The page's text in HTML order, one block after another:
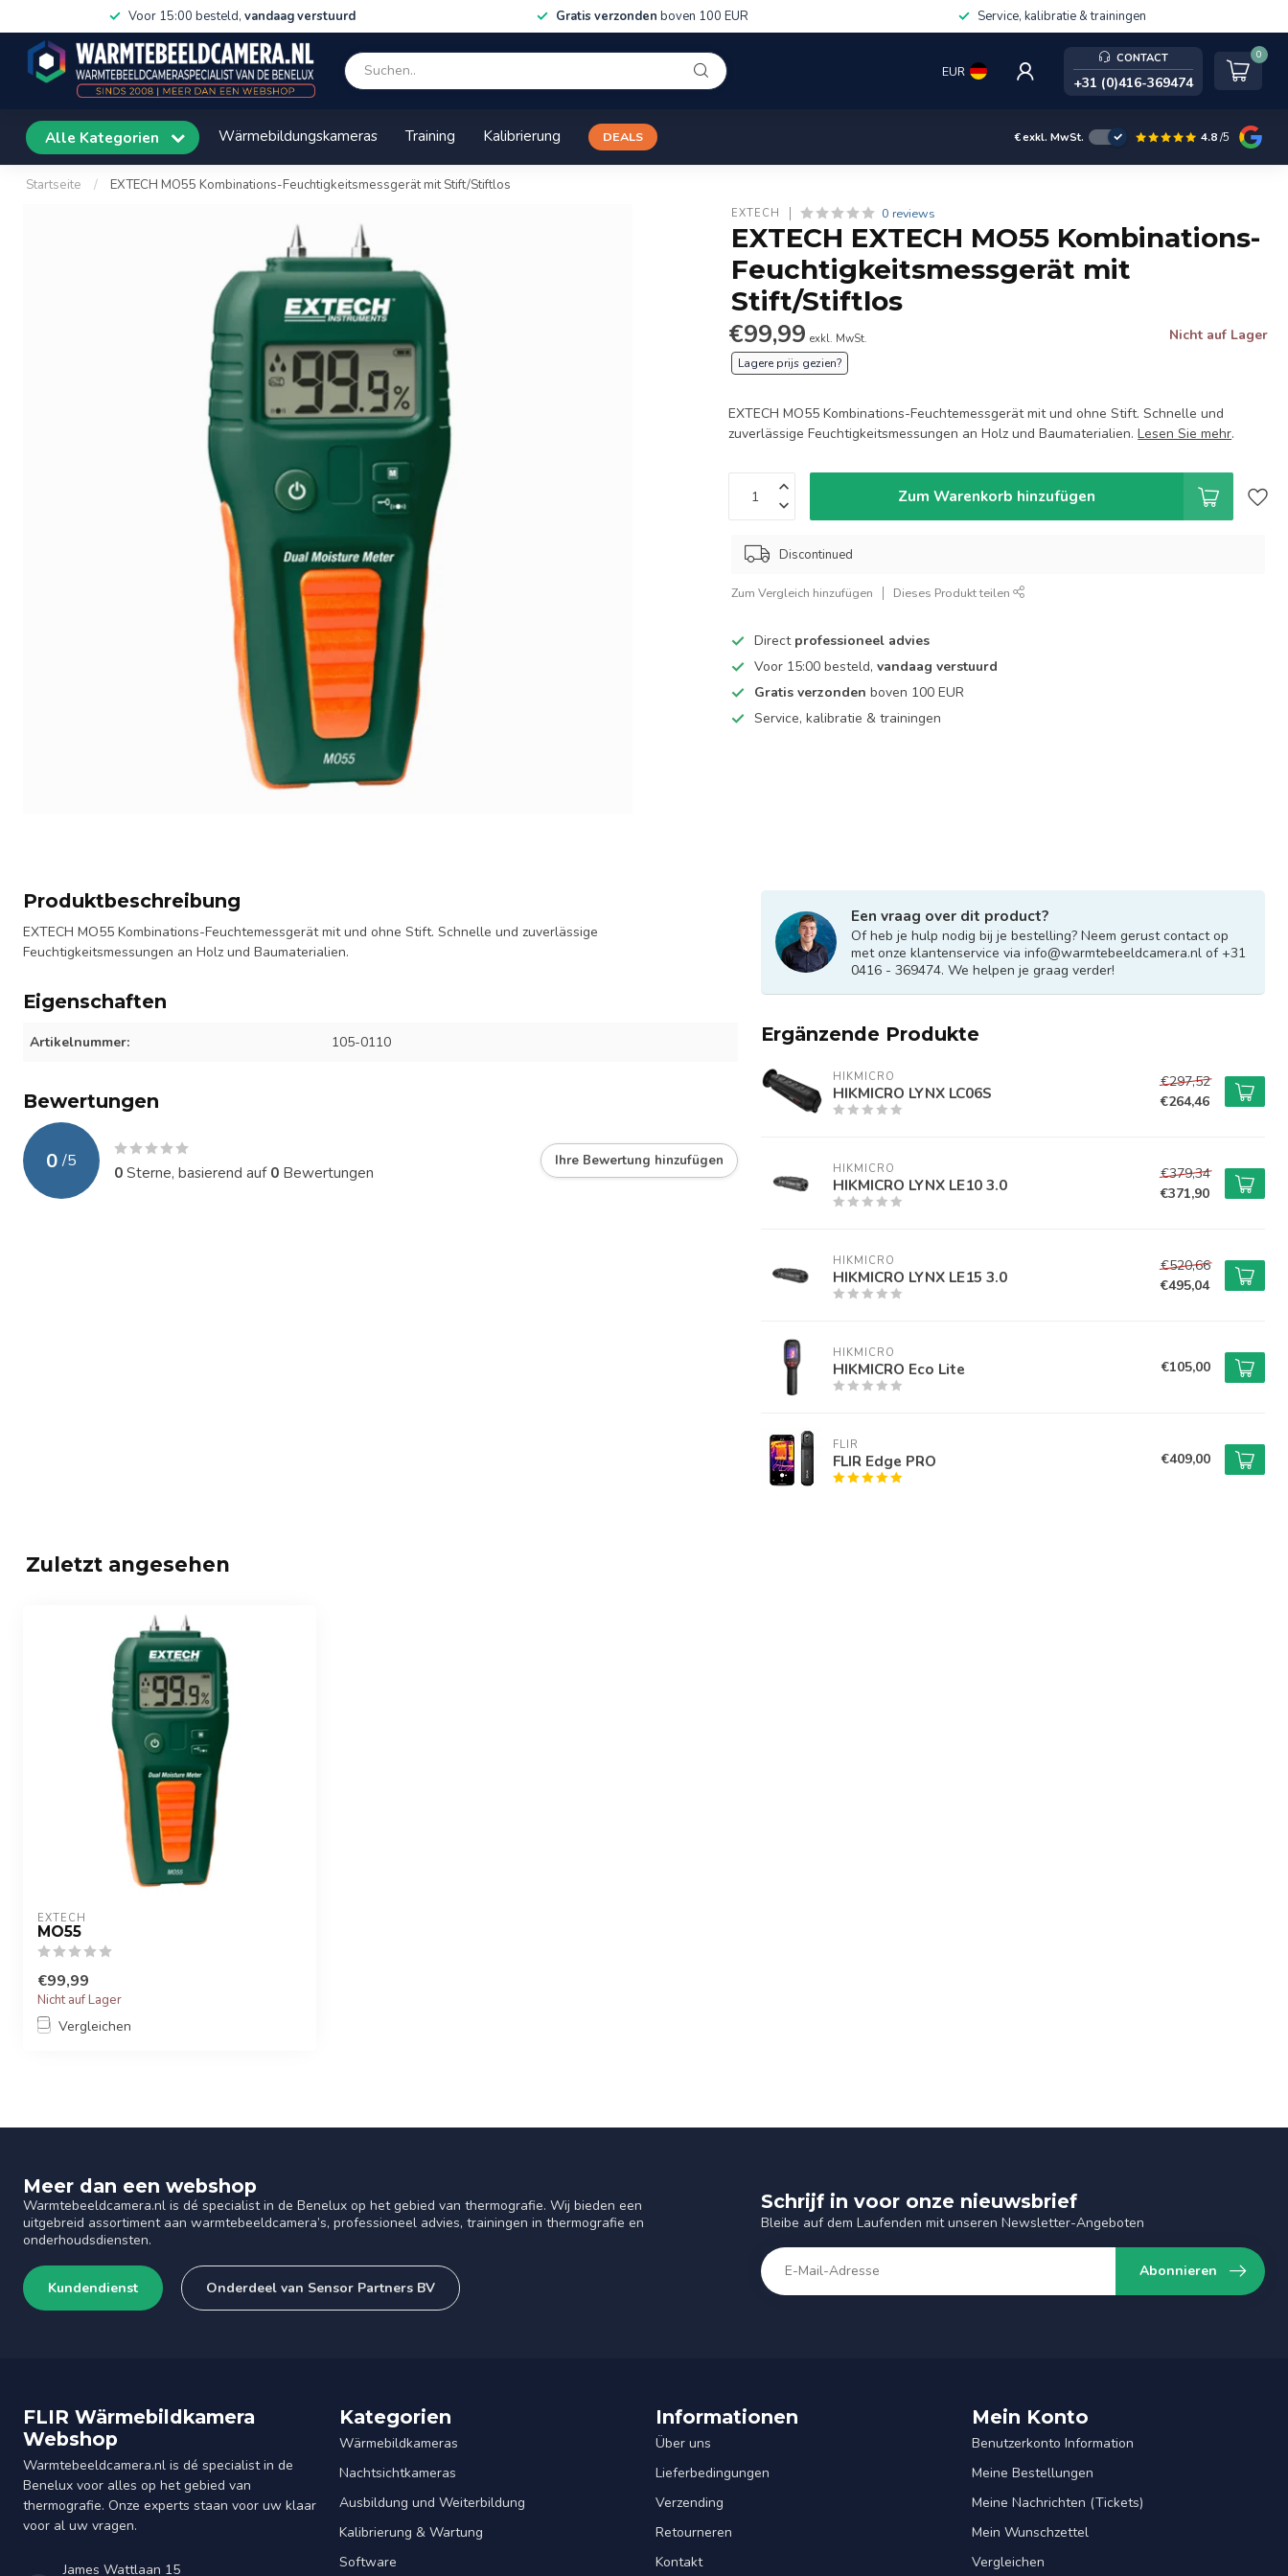
Voor 15:00 besteld, vandaag verstuurd Gratis verzonden boven 100 EUR Service, kalibratie & trainingen
EUR
CONTACT
+31 (0)416-369474
0
Alle Kategorien Wärmebildungskameras Training Kalibrierung DEALS €exkl. MwSt. 4.8/5
Startseite / EXTECH MO55 Kombinations-Feuchtigkeitsmessgerät mit Stift/Stiftlos
EXTECH 0 reviews
EXTECH EXTECH MO55 Kombinations-
Feuchtigkeitsmessgerät mit
Stift/Stiftlos
€99,99 exkl. MwSt. Nicht auf Lager
Lagere prijs gezien?
EXTECH MO55 Kombinations-Feuchtemessgerät mit und ohne Stift. Schnelle und
zuverlässige Feuchtigkeitsmessungen an Holz und Baumaterialien.Lesen Sie mehr.
Zum Warenkorb hinzufügen
Discontinued
Zum Vergleich hinzufügen Dieses Produkt teilen
Direct professioneel advies
Voor 15:00 besteld,vandaag verstuurd
Gratis verzonden boven 100 EUR
Service, kalibratie & trainingen
Produktbeschreibung
EXTECH MO55 Kombinations-Feuchtemessgerät mit und ohne Stift. Schnelle und zuverlässige
Feuchtigkeitsmessungen an Holz und Baumaterialien.
Eigenschaften
Artikelnummer: 105-0110
Bewertungen
0 /5
0Sterne, basierend auf0 Bewertungen
Ihre Bewertung hinzufügen
Een vraag over dit product?
Of heb je hulp nodig bij je bestelling? Neem gerust contact op
met onze klantenservice via info@warmtebeeldcamera.nl of +31
0416 - 369474. We helpen je graag verder!
Ergänzende Produkte
HIKMICRO
HIKMICRO LYNX LC06S
€297,52
€264,46
HIKMICRO
HIKMICRO LYNX LE10 3.0
€379,34
€371,90
HIKMICRO
HIKMICRO LYNX LE15 3.0
€520,66
€495,04
HIKMICRO
HIKMICRO Eco Lite €105,00
FLIR
FLIR Edge PRO €409,00
Zuletzt angesehen
EXTECH
MO55
€99,99
Nicht auf Lager
Vergleichen
Meer dan een webshop
Warmtebeeldcamera.nl is dé specialist in de Benelux op het gebied van thermografie. Wij bieden een
uitgebreid assortiment aan warmtebeeldcamera’s, professioneel advies, trainingen in thermografie en
onderhoudsdiensten.
Kundendienst Onderdeel van Sensor Partners BV
Schrijf in voor onze nieuwsbrief
Bleibe auf dem Laufenden mit unseren Newsletter-Angeboten
Abonnieren
FLIR Wärmebildkamera
Webshop
Warmtebeeldcamera.nl is dé specialist in de
Benelux voor alles op het gebied van
thermografie. Onze experts staan voor uw klaar
voor al uw vragen.
James Wattlaan 15
Kategorien
Wärmebildkameras
Nachtsichtkameras
Ausbildung und Weiterbildung
Kalibrierung & Wartung
Software
Informationen
Über uns
Lieferbedingungen
Verzending
Retourneren
Kontakt
Mein Konto
Benutzerkonto Information
Meine Bestellungen
Meine Nachrichten (Tickets)
Mein Wunschzettel
Vergleichen